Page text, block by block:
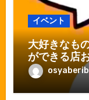
イベント
大好きなも
ができる店